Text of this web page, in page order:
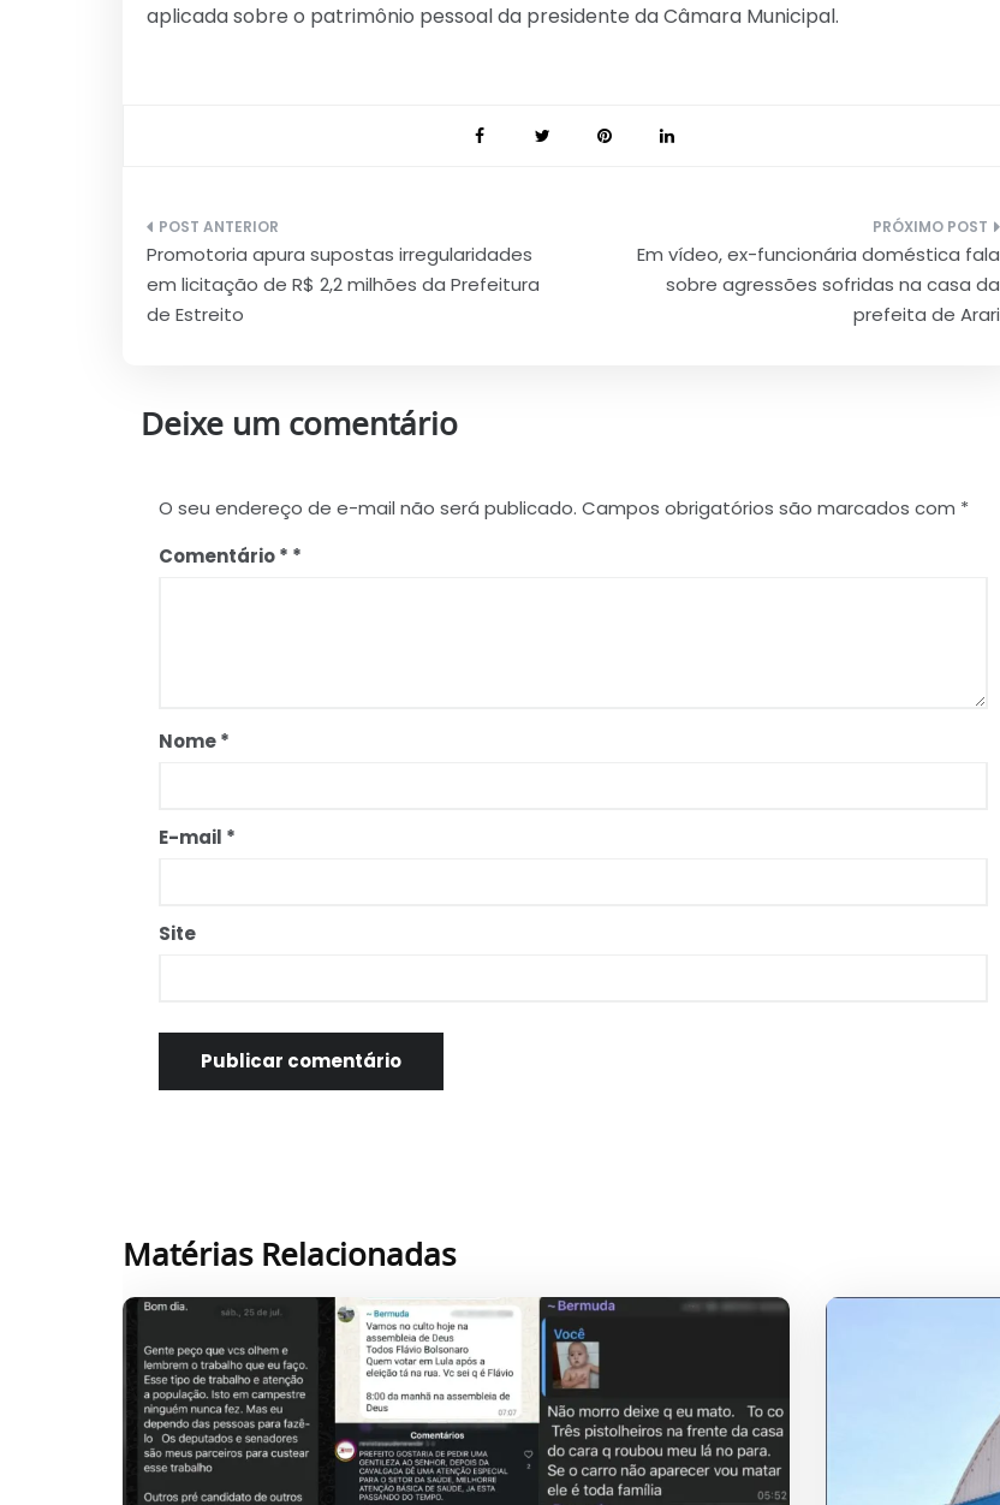
aplicada sobre o patrimônio pessoal da presidente da Câmara Municipal.
Navegação
de
Post
Promotoria apura supostas irregularidades
em licitação de R$ 2,2 milhões da Prefeitura
de Estreito
Em vídeo, ex-funcionária doméstica fala
sobre agressões sofridas na casa da
prefeita de Arari
Deixe um comentário
O seu endereço de e-mail não será publicado. Campos obrigatórios são marcados com *
Comentário*
Nome*
E-mail *
Site
Matérias Relacionadas